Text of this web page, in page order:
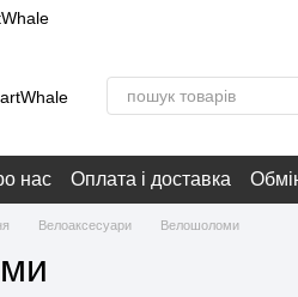
нас Оплата і доставка
Велоаксесуари Велошоломи